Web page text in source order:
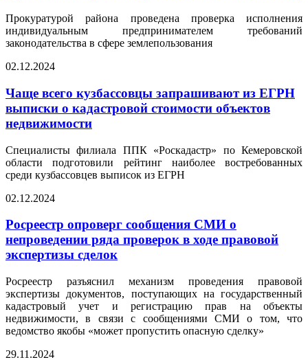
Прокуратурой района проведена проверка исполнения
индивидуальным предпринимателем требований
законодательства в сфере землепользования
02.12.2024
Чаще всего кузбассовцы запрашивают из ЕГРН
выписки о кадастровой стоимости объектов
недвижимости
Специалисты филиала ППК «Роскадастр» по Кемеровской
области подготовили рейтинг наиболее востребованных
среди кузбассовцев выписок из ЕГРН
02.12.2024
Росреестр опроверг сообщения СМИ о
непроведении ряда проверок в ходе правовой
экспертизы сделок
Росреестр разъяснил механизм проведения правовой
экспертизы документов, поступающих на государственный
кадастровый учет и регистрацию прав на объекты
недвижимости, в связи с сообщениями СМИ о том, что
ведомство якобы «может пропустить опасную сделку»
29.11.2024